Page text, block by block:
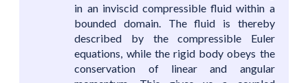
in an inviscid compressible fluid within a
bounded domain. The fluid is thereby
described by the compressible Euler
equations, while the rigid body obeys the
conservation of linear and angular